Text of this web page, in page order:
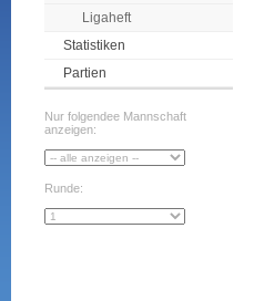
Ligaheft
Statistiken
Partien
Nur folgendee Mannschaft
anzeigen:
Runde: